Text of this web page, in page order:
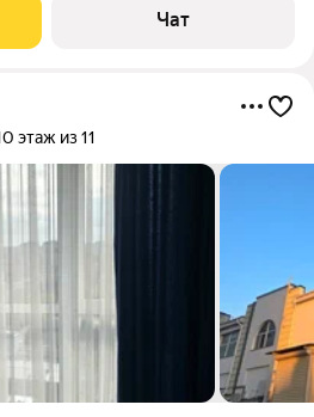
места для 4х человек.
Чат
этаж из 11